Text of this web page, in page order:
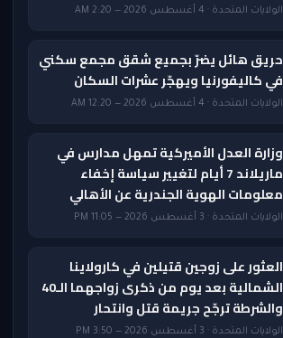
الولايات المتحدة · 4 أغسطس 2026 — 2:20 AM
حريق هائل يضرّ بجميع شقق مجمع سكني
في كاليفورنيا ويهجّر عشرات السكان
الولايات المتحدة · 4 أغسطس 2026 — 12:20 AM
وزارة العدل الأميركية تمهل مدارس في
ماريلاند 7 أيام لتغيير سياسة إخفاء
معلومات الهوية الجندرية عن الأهالي
الولايات المتحدة · 3 أغسطس 2026 — 11:05 PM
العثور على زوجين قتيلين في كارولاينا
الشمالية بعد يوم من ذكرى زواجهما الـ40
والشرطة ترجّح جريمة قتل وانتحار
الولايات المتحدة · 3 أغسطس 2026 — 3:50 PM